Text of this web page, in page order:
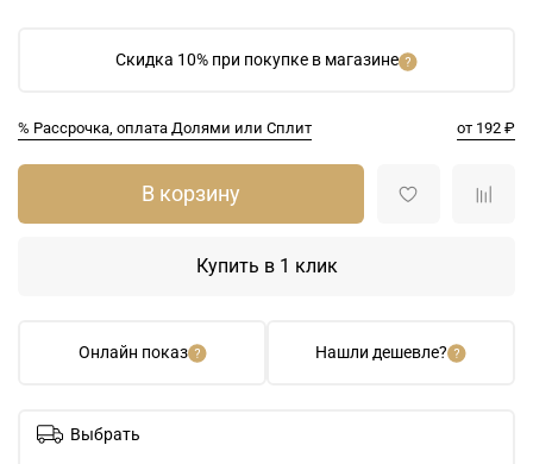
Скидка 10% при покупке в магазине
% Рассрочка, оплата Долями или Сплит от 192 ₽
Онлайн показ Нашли дешевле?
В корзину
Купить в 1 клик
Выбрать